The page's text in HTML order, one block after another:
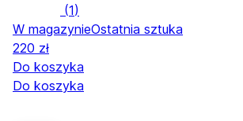
(1)
W magazynieOstatnia sztuka
220 zł
Do koszyka
Do koszyka